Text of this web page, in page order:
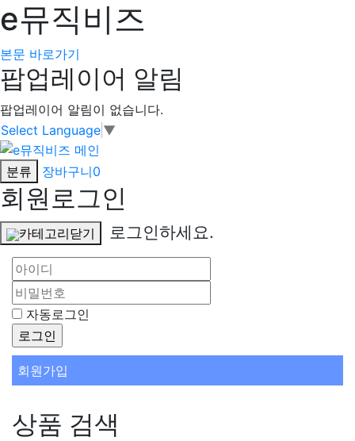
e뮤직비즈
본문 바로가기
팝업레이어 알림
팝업레이어 알림이 없습니다.
Select Language ▼
분류 장바구니0
회원로그인
카테고리닫기 로그인하세요.
자동로그인
회원가입
상품 검색